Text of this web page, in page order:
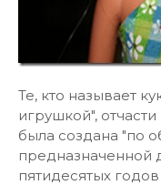
Те, кто называет
игрушкой",
была создана "по
предназначенной
пятидесятых